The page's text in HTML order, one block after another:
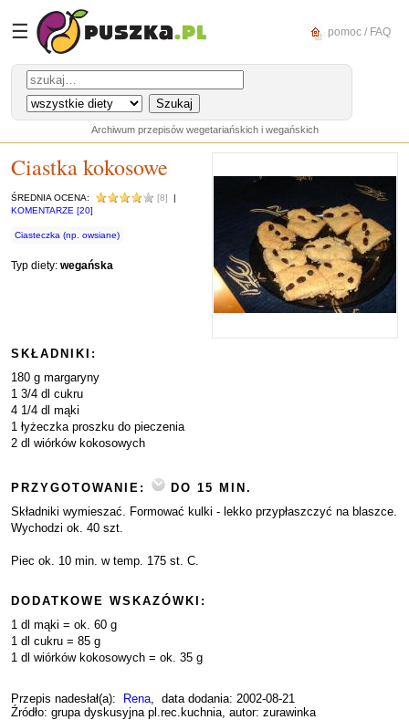
☰ pomoc / FAQ
Archiwum przepisów wegetariańskich i wegańskich
Ciastka kokosowe
ŚREDNIA OCENA: [8]
|
KOMENTARZE [20]
Ciasteczka (np. owsiane)
Typ diety: wegańska
SKŁADNIKI:
180 g margaryny
1 3/4 dl cukru
4 1/4 dl mąki
1 łyżeczka proszku do pieczenia
2 dl wiórków kokosowych
PRZYGOTOWANIE:
DO 15 MIN.
Składniki wymieszać. Formować kulki - lekko przypłaszczyć na blaszce.
Wychodzi ok. 40 szt.
Piec ok. 10 min. w temp. 175 st. C.
DODATKOWE WSKAZÓWKI:
1 dl mąki = ok. 60 g
1 dl cukru = 85 g
1 dl wiórków kokosowych = ok. 35 g
Przepis nadesłał(a): Rena, data dodania: 2002-08-21
Źródło: grupa dyskusyjna pl.rec.kuchnia, autor: zurawinka